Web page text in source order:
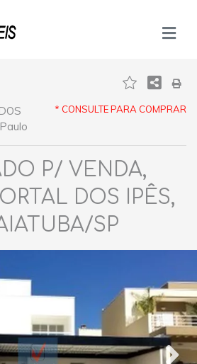
* CONSULTE PARA COMPRAR
P/ VENDA,
DOS IPÊS,
SP